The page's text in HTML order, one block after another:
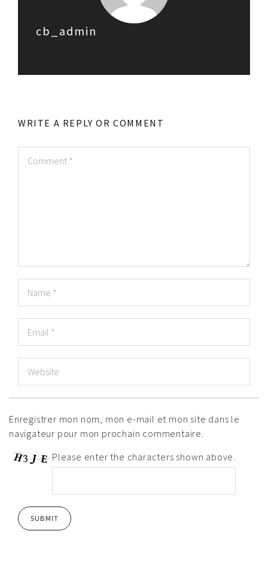
cb_admin
WRITE A REPLY OR COMMENT
Enregistrer mon nom, mon e-mail et mon site dans le
navigateur pour mon prochain commentaire.
Please enter the characters shown above.